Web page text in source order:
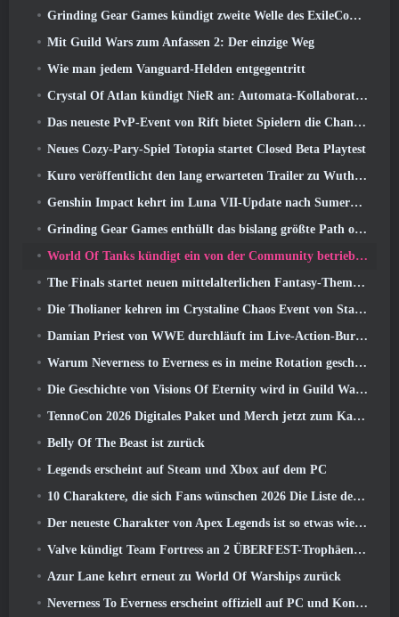
Grinding Gear Games kündigt zweite Welle des ExileCon-Ticketverkaufs an
Mit Guild Wars zum Anfassen 2: Der einzige Weg
Wie man jedem Vanguard-Helden entgegentritt
Crystal Of Atlan kündigt NieR an: Automata-Kollaborationsveranstaltung
Das neueste PvP-Event von Rift bietet Spielern die Chance, bis zu zu gewinnen 4000 Credits und ein neuer Titel
Neues Cozy-Pary-Spiel Totopia startet Closed Beta Playtest
Kuro veröffentlicht den lang erwarteten Trailer zu Wuthering Waves Cyberpunk: Edgerunners Crossover
Genshin Impact kehrt im Luna VII-Update nach Sumeru zurück
Grinding Gear Games enthüllt das bislang größte Path of Exile II-Update, Rückkehr der Alten
World Of Tanks kündigt ein von der Community betriebenes WARRIORS-Turnier an
The Finals startet neuen mittelalterlichen Fantasy-Themenmodus „Dragon’s Claim“
Die Tholianer kehren im Crystaline Chaos Event von Star Trek Online zurück
Damian Priest von WWE durchläuft im Live-Action-Burst-Fest-Trailer von Delta Force eine Ausbildung im „The Loot Camp“.
Warum Neverness to Everness es in meine Rotation geschafft hat, Zur Zeit
Die Geschichte von Visions Of Eternity wird in Guild Wars fortgesetzt 2 Nächste Woche
TennoCon 2026 Digitales Paket und Merch jetzt zum Kauf verfügbar
Belly Of The Beast ist zurück
Legends erscheint auf Steam und Xbox auf dem PC
10 Charaktere, die sich Fans wünschen 2026 Die Liste der Marvel-Rivalen ist am höchsten und wie wahrscheinlich ist, dass sie eintreten
Der neueste Charakter von Apex Legends ist so etwas wie ein Geschwindigkeitsdämon
Valve kündigt Team Fortress an 2 ÜBERFEST-Trophäen-Design-Wettbewerb
Azur Lane kehrt erneut zu World Of Warships zurück
Neverness To Everness erscheint offiziell auf PC und Konsolen